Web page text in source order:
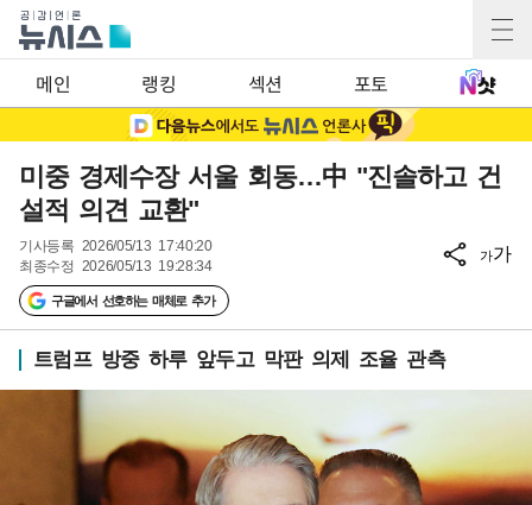
메인 랭킹 섹션 포토
미중 경제수장 서울 회동…中 "진솔하고 건
설적 의견 교환"
기사등록 2026/05/13 17:40:20
최종수정 2026/05/13 19:28:34
구글에서 선호하는 매체로 추가
가가
트럼프 방중 하루 앞두고 막판 의제 조율 관측